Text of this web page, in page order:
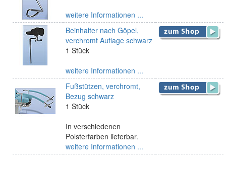
weitere Informationen ...
Beinhalter nach Göpel,
verchromt Auflage schwarz
1 Stück
weitere Informationen ...
Fußstützen, verchromt,
Bezug schwarz
1 Stück
In verschiedenen
Polsterfarben lieferbar.
weitere Informationen ...